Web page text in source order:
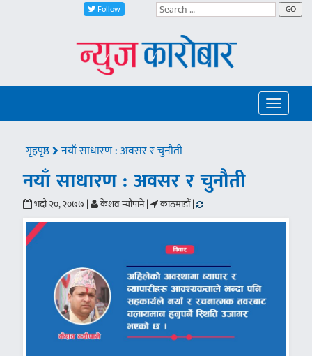
Follow GO
Toggle
गृहपृष्ठ नयाँ साधारण : अवसर र चुनौती
नयाँ साधारण : अवसर र चुनौती
भदौ २०, २०७७ | केशव न्यौपाने | काठमाडौं |